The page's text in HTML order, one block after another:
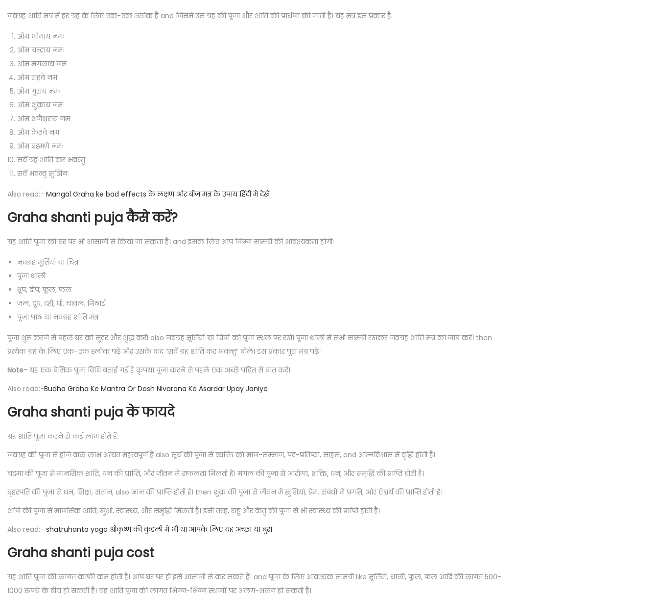
नवग्रह शांति मंत्र में हर ग्रह के लिए एक-एक श्लोक है and जिसमें उस ग्रह की पूजा और शांति की प्रार्थना की जाती है। यह मंत्र इस प्रकार है:
ओम भौमाय नमः
ओम चन्द्राय नमः
ओम मंगलाय नमः
ओम राहवे नमः
ओम गुराय नमः
ओम शुक्राय नमः
ओम शनैश्चराय नमः
ओम केतवे नमः
ओम ब्रह्मणे नमः
सर्वे ग्रह शांति कर भवन्तु
सर्वे भवन्तु सुखिनः
Also read:- Mangal Graha ke bad effects के लक्षण और बीज मंत्र के उपाय हिंदी में देखें
Graha shanti puja कैसे करें?
ग्रह शांति पूजा को घर पर भी आसानी से किया जा सकता है। and इसके लिए आप निम्न सामग्री की आवश्यकता होगी:
नवग्रह मूर्तियां या चित्र
पूजा थाली
धूप, दीप, फूल, फल
जल, दूध, दही, घी, चावल, मिठाई
पूजा पाठ या नवग्रह शांति मंत्र
पूजा शुरू करने से पहले घर को सुंदर और शुद्ध करें। also नवग्रह मूर्तियों या चित्रों को पूजा स्थल पर रखें। पूजा थाली में सभी सामग्री रखकर नवग्रह शांति मंत्र का जाप करें। then
प्रत्येक ग्रह के लिए एक-एक श्लोक पढ़ें और उसके बाद “सर्वे ग्रह शांति कर भवन्तु” बोलें। इस प्रकार पूरा मंत्र पढ़ें।
Note- यह एक बेसिक पूजा विधि बताई गई है कृपया पूजा करने से पहले एक अच्छे पंडित से बात करे।
Also read:-Budha Graha Ke Mantra Or Dosh Nivarana Ke Asardar Upay Janiye
Graha shanti puja के फायदे
ग्रह शांति पूजा करने से कई लाभ होते हैं:
नवग्रह की पूजा से होने वाले लाभ अत्यंत महत्वपूर्ण हैं।also सूर्य की पूजा से व्यक्ति को मान-सम्मान, पद-प्रतिष्ठा, साहस, and आत्मविश्वास में वृद्धि होती है।
चंद्रमा की पूजा से मानसिक शांति, धन की प्राप्ति, और जीवन में सफलता मिलती है। मंगल की पूजा से आरोग्य, शक्ति, धन, और समृद्धि की प्राप्ति होती है।
बृहस्पति की पूजा से धन, शिक्षा, संतान, also ज्ञान की प्राप्ति होती है। then शुक्र की पूजा से जीवन में खुशियां, प्रेम, संबंधों में प्रगति, और ऐश्वर्य की प्राप्ति होती है।
शनि की पूजा से मानसिक शांति, खुशी, स्वास्थ्य, और समृद्धि मिलती है। इसी तरह, राहु और केतु की पूजा से भी स्वास्थ्य की प्राप्ति होती है।
Also read:- shatruhanta yoga श्रीकृष्ण की कुंडली में भी था आपके लिए यह अच्छा या बुरा
Graha shanti puja cost
ग्रह शांति पूजा की लागत काफी कम होती है। आप घर पर ही इसे आसानी से कर सकते हैं। and पूजा के लिए आवश्यक सामग्री like मूर्तियां, थाली, फूल, फल आदि की लागत 500-
1000 रुपये के बीच हो सकती है। ग्रह शांति पूजा की लागत भिन्न-भिन्न स्थानों पर अलग-अलग हो सकती है।